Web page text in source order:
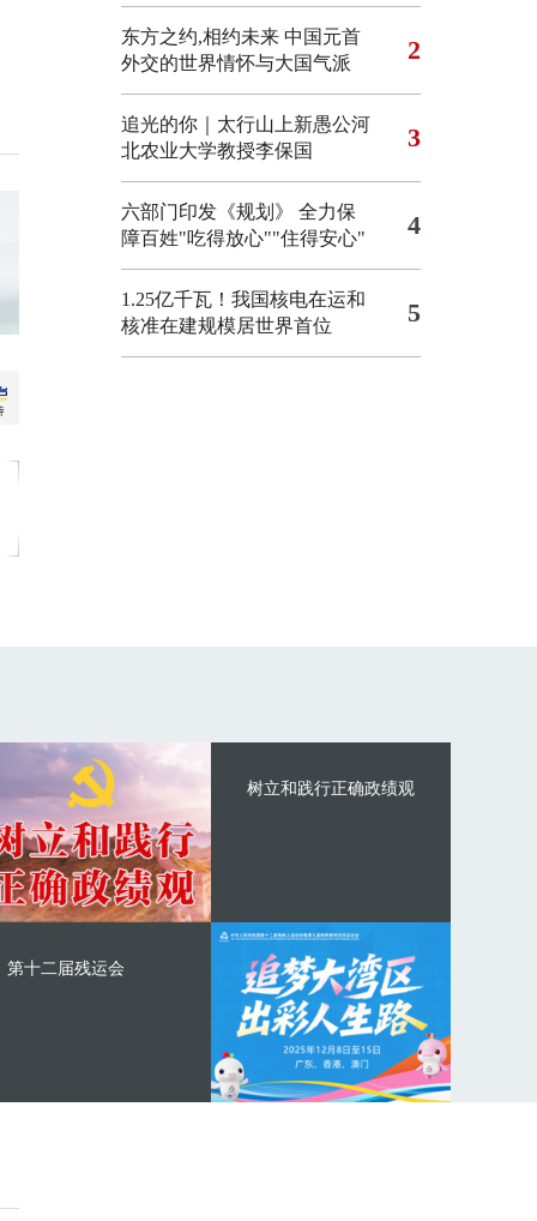
东方之约,相约未来 中国元首
外交的世界情怀与大国气派
2
追光的你｜太行山上新愚公河
北农业大学教授李保国
3
六部门印发《规划》 全力保
障百姓"吃得放心""住得安心"
4
1.25亿千瓦！我国核电在运和
核准在建规模居世界首位
5
树立和践行正确政绩观
第十二届残运会